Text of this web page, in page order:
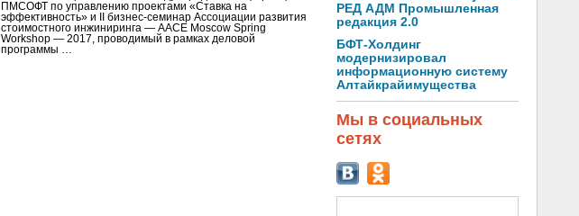
ПМСОФТ по управлению проектами «Ставка на
эффективность» и II бизнес-семинар Ассоциации развития
стоимостного инжиниринга — AACE Moscow Spring
Workshop — 2017, проводимый в рамках деловой
программы …
РЕД АДМ Промышленная
редакция 2.0
БФТ-Холдинг
модернизировал
информационную систему
Алтайкрайимущества
Мы в социальных
сетях